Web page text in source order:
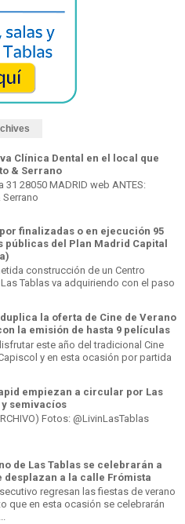
Clínica Dental en el local que
& Serrano
31 28050 MADRID web ANTES:
Serrano
finalizadas o en ejecución 95
públicas del Plan Madrid Capital
construcción de un Centro
Tablas va adquiriendo con el paso
la oferta de Cine de Verano
la emisión de hasta 9 películas
este año del tradicional Cine
y en esta ocasión por partida
empiezan a circular por Las
semivacíos
Fotos: @LivinLasTablas
de Las Tablas se celebrarán a
desplazan a la calle Frómista
regresan las fiestas de verano
que en esta ocasión se celebrarán